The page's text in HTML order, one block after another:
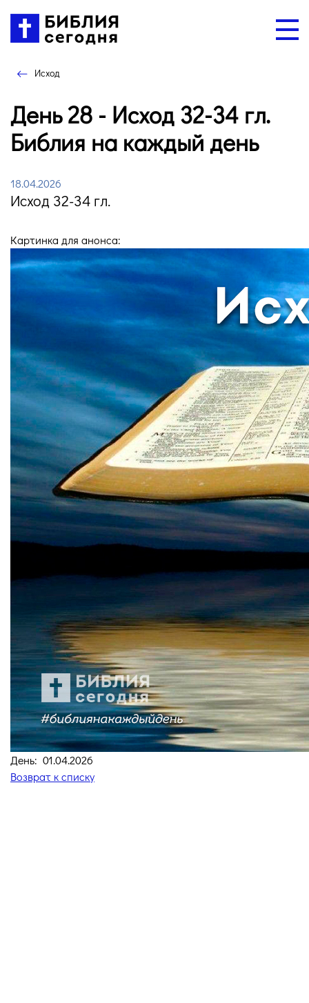
Исход
День 28 - Исход 32-34 гл.
Библия на каждый день
18.04.2026
Исход 32-34 гл.
Картинка для анонса:
День: 01.04.2026
Возврат к списку